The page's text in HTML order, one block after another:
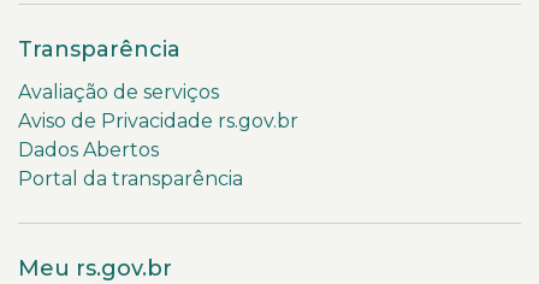
Transparência
Avaliação de serviços
Aviso de Privacidade rs.gov.br
Dados Abertos
Portal da transparência
Meu rs.gov.br